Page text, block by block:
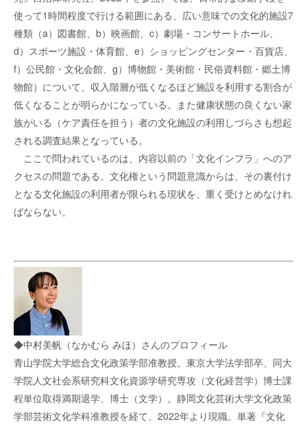
使って1時間程度で行ける範囲にある、広い意味での文化的施設7
種類（a）図書館、b）映画館、c）劇場・コンサートホール、
d）スポーツ施設・体育館、e）ショッピングセンター・百貨店、
f）公民館・文化会館、g）博物館・美術館・民俗資料館・郷土博
物館）について、収入階層が低くなるほど施設を利用する割合が
低くなることが明らかになっている。また健康状態の良くない家
族がいる（ケア責任を担う）者の文化施設の利用しづらさも想起
される調査結果となっている。
ここで問われているのは、内容以前の「文化インフラ」へのア
クセスの問題である。文化権という問題意識からは、その裏付け
となる文化施設の利用者が限られる現状を、重く受けとめなけれ
ばならない。
◆中村美帆（なかむら みほ）さんのプロフィール
青山学院大学総合文化政策学部准教授。東京大学法学部卒、同大
学院人文社会系研究科文化資源学研究専攻（文化経営学）博士課
程単位取得満期退学、博士（文学）。静岡文化芸術大学文化政策
学部芸術文化学科准教授を経て、2022年より現職。単著『文化